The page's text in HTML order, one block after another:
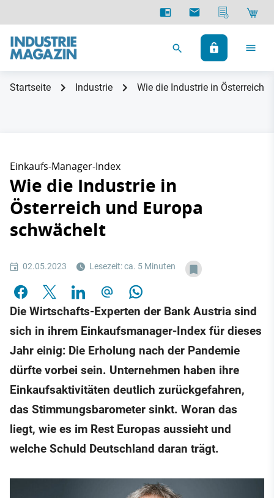
Startseite Industrie Wie die Industrie in Österreich
Einkaufs-Manager-Index
Wie die Industrie in
Österreich und Europa
schwächelt
02.05.2023 Lesezeit: ca. 5 Minuten
Die Wirtschafts-Experten der Bank Austria sind
sich in ihrem Einkaufsmanager-Index für dieses
Jahr einig: Die Erholung nach der Pandemie
dürfte vorbei sein. Unternehmen haben ihre
Einkaufsaktivitäten deutlich zurückgefahren,
das Stimmungsbarometer sinkt. Woran das
liegt, wie es im Rest Europas aussieht und
welche Schuld Deutschland daran trägt.